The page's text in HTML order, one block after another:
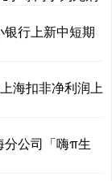
行上新中短期
海扣非净利润上
分公司「嗨π生